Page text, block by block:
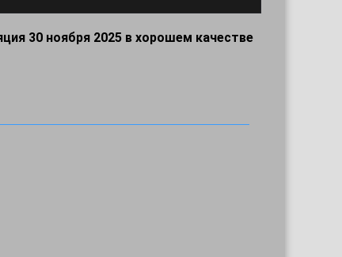
30 ноября 2025 в хорошем качестве